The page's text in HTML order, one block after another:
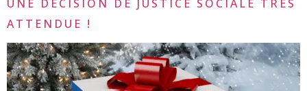
UNE DÉCISION DE JUSTICE SOCIALE TRÈS
ATTENDUE !